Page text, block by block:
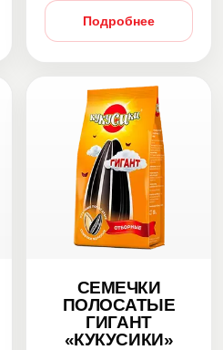
Подробнее
СЕМЕЧКИ
ПОЛОСАТЫЕ
ГИГАНТ
«КУКУСИКИ»